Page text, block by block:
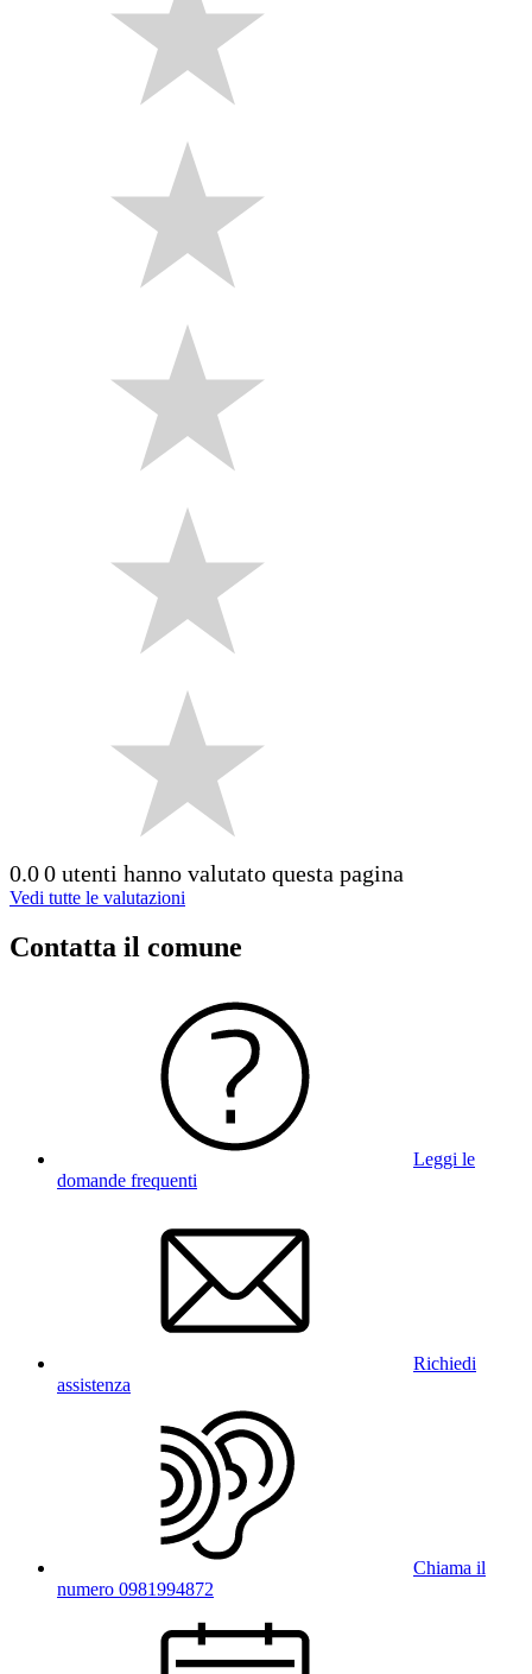
0.00 utenti hanno valutato questa pagina
Vedi tutte le valutazioni
Contatta il comune
Leggi le
domande frequenti
Richiedi
assistenza
Chiama il
numero 0981994872